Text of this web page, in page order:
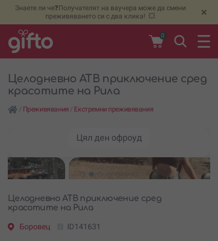
Знаете ли че❓Получателят на ваучера може да смени
преживяването си с два клика! 💥
×
0
Целодневно АТВ приключение сред
красотите на Рила
/ Преживявания / Екстремни преживявания
Цял ден офроуд
Целодневно АТВ приключение сред
красотите на Рила
Боровец ID141631